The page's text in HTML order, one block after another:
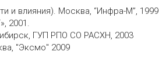
и влияния). Москва, “Инфра-М”, 1999
2001.
ГУП РПО СО РАСХН, 2003
"Эксмо" 2009